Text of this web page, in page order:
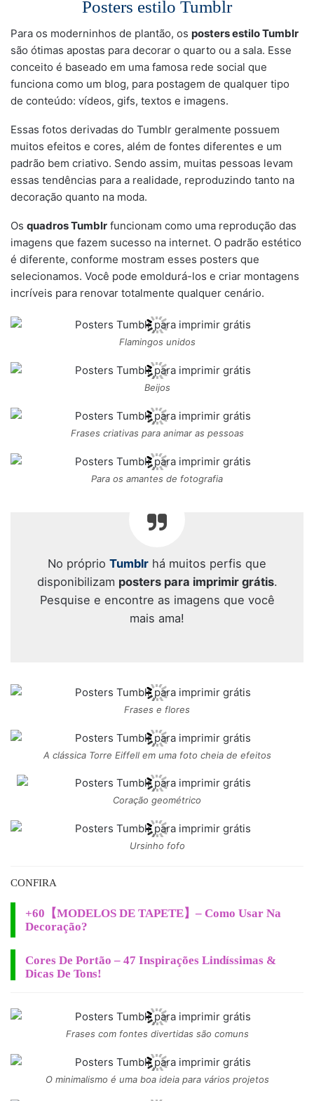
Posters estilo Tumblr
Para os moderninhos de plantão, os posters estilo Tumblr
são ótimas apostas para decorar o quarto ou a sala. Esse
conceito é baseado em uma famosa rede social que
funciona como um blog, para postagem de qualquer tipo
de conteúdo: vídeos, gifs, textos e imagens.
Essas fotos derivadas do Tumblr geralmente possuem
muitos efeitos e cores, além de fontes diferentes e um
padrão bem criativo. Sendo assim, muitas pessoas levam
essas tendências para a realidade, reproduzindo tanto na
decoração quanto na moda.
Os quadros Tumblr funcionam como uma reprodução das
imagens que fazem sucesso na internet. O padrão estético
é diferente, conforme mostram esses posters que
selecionamos. Você pode emoldurá-los e criar montagens
incríveis para renovar totalmente qualquer cenário.
Flamingos unidos
Beijos
Frases criativas para animar as pessoas
Para os amantes de fotografia
No próprio Tumblr há muitos perfis que
disponibilizam posters para imprimir grátis.
Pesquise e encontre as imagens que você
mais ama!
Frases e flores
A clássica Torre Eiffell em uma foto cheia de efeitos
Coração geométrico
Ursinho fofo
CONFIRA
+60【MODELOS DE TAPETE】– Como Usar Na
Decoração?
Cores De Portão – 47 Inspirações Lindíssimas &
Dicas De Tons!
Frases com fontes divertidas são comuns
O minimalismo é uma boa ideia para vários projetos